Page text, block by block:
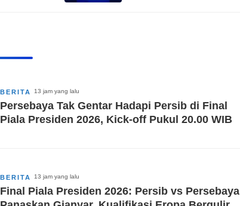
BERITA 13 jam yang lalu
Persebaya Tak Gentar Hadapi Persib di Final
Piala Presiden 2026, Kick-off Pukul 20.00 WIB
BERITA 13 jam yang lalu
Final Piala Presiden 2026: Persib vs Persebaya